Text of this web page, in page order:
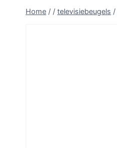
Home / / televisiebeugels /